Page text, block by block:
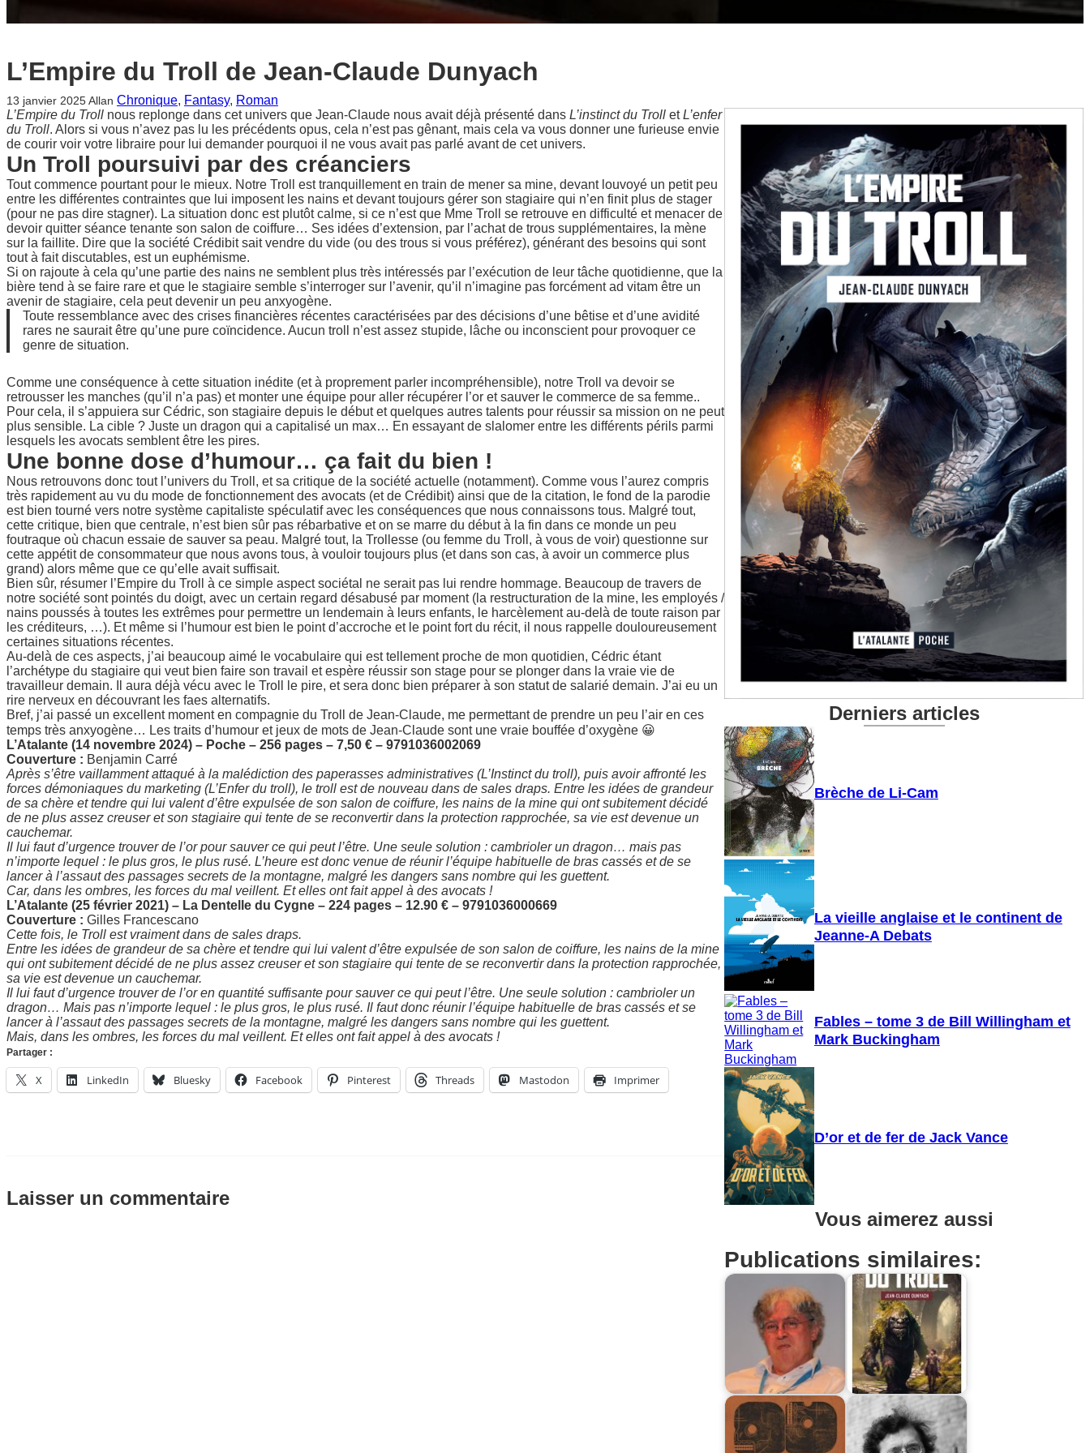
L’Empire du Troll de Jean-Claude Dunyach
13 janvier 2025 Allan Chronique, Fantasy, Roman
L’Empire du Troll nous replonge dans cet univers que Jean-Claude nous avait déjà présenté dans L’instinct du Troll etL’enfer
du Troll. Alors si vous n’avez pas lu les précédents opus, cela n’est pas gênant, mais cela va vous donner une furieuse envie
de courir voir votre libraire pour lui demander pourquoi il ne vous avait pas parlé avant de cet univers.
Un Troll poursuivi par des créanciers
Tout commence pourtant pour le mieux. Notre Troll est tranquillement en train de mener sa mine, devant louvoyé un petit peu
entre les différentes contraintes que lui imposent les nains et devant toujours gérer son stagiaire qui n’en finit plus de stager
(pour ne pas dire stagner). La situation donc est plutôt calme, si ce n’est que Mme Troll se retrouve en difficulté et menacer de
devoir quitter séance tenante son salon de coiffure… Ses idées d’extension, par l’achat de trous supplémentaires, la mène
sur la faillite. Dire que la société Crédibit sait vendre du vide (ou des trous si vous préférez), générant des besoins qui sont
tout à fait discutables, est un euphémisme.
Si on rajoute à cela qu’une partie des nains ne semblent plus très intéressés par l’exécution de leur tâche quotidienne, que la
bière tend à se faire rare et que le stagiaire semble s’interroger sur l’avenir, qu’il n’imagine pas forcément ad vitam être un
avenir de stagiaire, cela peut devenir un peu anxyogène.
Toute ressemblance avec des crises financières récentes caractérisées par des décisions d’une bêtise et d’une avidité
rares ne saurait être qu’une pure coïncidence. Aucun troll n’est assez stupide, lâche ou inconscient pour provoquer ce
genre de situation.
Comme une conséquence à cette situation inédite (et à proprement parler incompréhensible), notre Troll va devoir se
retrousser les manches (qu’il n’a pas) et monter une équipe pour aller récupérer l’or et sauver le commerce de sa femme..
Pour cela, il s’appuiera sur Cédric, son stagiaire depuis le début et quelques autres talents pour réussir sa mission on ne peut
plus sensible. La cible ? Juste un dragon qui a capitalisé un max… En essayant de slalomer entre les différents périls parmi
lesquels les avocats semblent être les pires.
Une bonne dose d’humour… ça fait du bien !
Nous retrouvons donc tout l’univers du Troll, et sa critique de la société actuelle (notamment). Comme vous l’aurez compris
très rapidement au vu du mode de fonctionnement des avocats (et de Crédibit) ainsi que de la citation, le fond de la parodie
est bien tourné vers notre système capitaliste spéculatif avec les conséquences que nous connaissons tous. Malgré tout,
cette critique, bien que centrale, n’est bien sûr pas rébarbative et on se marre du début à la fin dans ce monde un peu
foutraque où chacun essaie de sauver sa peau. Malgré tout, la Trollesse (ou femme du Troll, à vous de voir) questionne sur
cette appétit de consommateur que nous avons tous, à vouloir toujours plus (et dans son cas, à avoir un commerce plus
grand) alors même que ce qu’elle avait suffisait.
Bien sûr, résumer l’Empire du Troll à ce simple aspect sociétal ne serait pas lui rendre hommage. Beaucoup de travers de
notre société sont pointés du doigt, avec un certain regard désabusé par moment (la restructuration de la mine, les employés /
nains poussés à toutes les extrêmes pour permettre un lendemain à leurs enfants, le harcèlement au-delà de toute raison par
les créditeurs, …). Et même si l’humour est bien le point d’accroche et le point fort du récit, il nous rappelle douloureusement
certaines situations récentes.
Au-delà de ces aspects, j’ai beaucoup aimé le vocabulaire qui est tellement proche de mon quotidien, Cédric étant
l’archétype du stagiaire qui veut bien faire son travail et espère réussir son stage pour se plonger dans la vraie vie de
travailleur demain. Il aura déjà vécu avec le Troll le pire, et sera donc bien préparer à son statut de salarié demain. J’ai eu un
rire nerveux en découvrant les faes alternatifs.
Bref, j’ai passé un excellent moment en compagnie du Troll de Jean-Claude, me permettant de prendre un peu l’air en ces
temps très anxyogène… Les traits d’humour et jeux de mots de Jean-Claude sont une vraie bouffée d’oxygène 😀
L’Atalante (14 novembre 2024) – Poche – 256 pages – 7,50 € – 9791036002069
Couverture : Benjamin Carré
Après s’être vaillamment attaqué à la malédiction des paperasses administratives (L’Instinct du troll), puis avoir affronté les
forces démoniaques du marketing (L’Enfer du troll), le troll est de nouveau dans de sales draps. Entre les idées de grandeur
de sa chère et tendre qui lui valent d’être expulsée de son salon de coiffure, les nains de la mine qui ont subitement décidé
de ne plus assez creuser et son stagiaire qui tente de se reconvertir dans la protection rapprochée, sa vie est devenue un
cauchemar.
Il lui faut d’urgence trouver de l’or pour sauver ce qui peut l’être. Une seule solution : cambrioler un dragon… mais pas
n’importe lequel : le plus gros, le plus rusé. L’heure est donc venue de réunir l’équipe habituelle de bras cassés et de se
lancer à l’assaut des passages secrets de la montagne, malgré les dangers sans nombre qui les guettent.
Car, dans les ombres, les forces du mal veillent. Et elles ont fait appel à des avocats !
L’Atalante (25 février 2021) – La Dentelle du Cygne – 224 pages – 12.90 € – 9791036000669
Couverture : Gilles Francescano
Cette fois, le Troll est vraiment dans de sales draps.
Entre les idées de grandeur de sa chère et tendre qui lui valent d’être expulsée de son salon de coiffure, les nains de la mine
qui ont subitement décidé de ne plus assez creuser et son stagiaire qui tente de se reconvertir dans la protection rapprochée,
sa vie est devenue un cauchemar.
Il lui faut d’urgence trouver de l’or en quantité suffisante pour sauver ce qui peut l’être. Une seule solution : cambrioler un
dragon… Mais pas n’importe lequel : le plus gros, le plus rusé. Il faut donc réunir l’équipe habituelle de bras cassés et se
lancer à l’assaut des passages secrets de la montagne, malgré les dangers sans nombre qui les guettent.
Mais, dans les ombres, les forces du mal veillent. Et elles ont fait appel à des avocats !
Partager :
X LinkedIn Bluesky Facebook Pinterest Threads Mastodon Imprimer
Laisser un commentaire
Derniers articles
Brèche de Li-Cam
La vieille anglaise et le continent de
Jeanne-A Debats
Fables – tome 3 de Bill Willingham et
Mark Buckingham
D’or et de fer de Jack Vance
Vous aimerez aussi
Publications similaires: